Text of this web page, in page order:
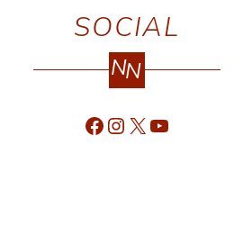
SOCIAL
NN
Facebook
Instagram
X YouTube